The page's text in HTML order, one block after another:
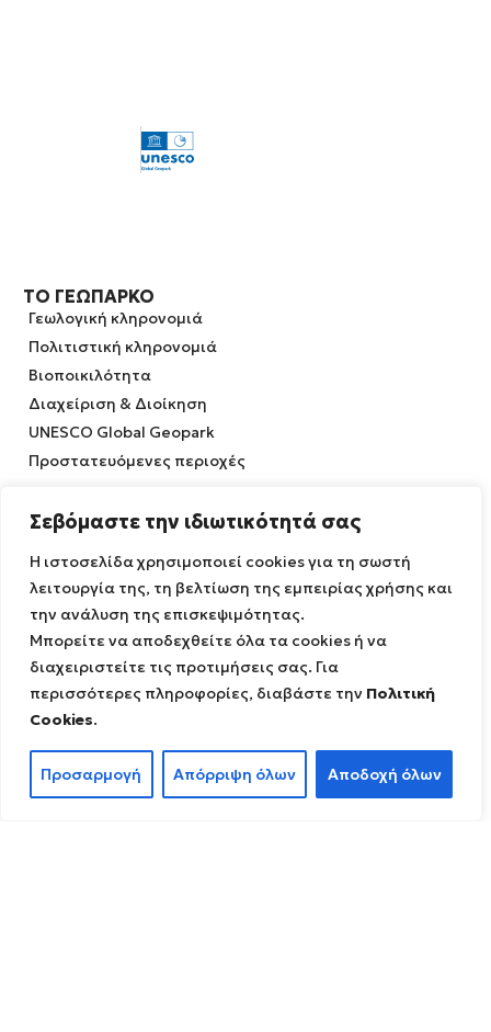
Σεβόμαστε την ιδιωτικότητά σας
Η ιστοσελίδα χρησιμοποιεί cookies για τη σωστή
λειτουργία της, τη βελτίωση της εμπειρίας χρήσης και
την ανάλυση της επισκεψιμότητας.
Μπορείτε να αποδεχθείτε όλα τα cookies ή να
διαχειριστείτε τις προτιμήσεις σας. Για
περισσότερες πληροφορίες, διαβάστε την Πολιτική
Cookies.
Προσαρμογή Απόρριψη όλων Αποδοχή όλων
ΤΟ ΓΕΩΠΆΡΚΟ
Γεωλογική κληρονομιά
Πολιτιστική κληρονομιά
Βιοποικιλότητα
Διαχείριση & Διοίκηση
UNESCO Global Geopark
Προστατευόμενες περιοχές
Διαδρομές
Σημεία ενδιαφέροντος
Εκπαίδευση
Εφαρμογή διαδραστικού χάρτη
Επικοινωνία
NEWSLETTER
ΑΚΟΛΟΥΘΉΣΤΕ ΜΑΣ